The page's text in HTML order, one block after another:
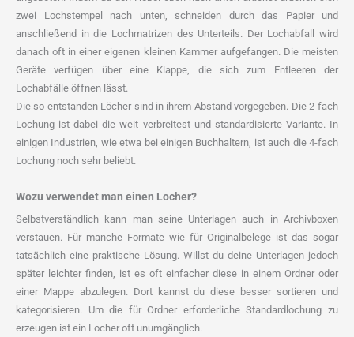
zwei Lochstempel nach unten, schneiden durch das Papier und
anschließend in die Lochmatrizen des Unterteils. Der Lochabfall wird
danach oft in einer eigenen kleinen Kammer aufgefangen. Die meisten
Geräte verfügen über eine Klappe, die sich zum Entleeren der
Lochabfälle öffnen lässt.
Die so entstanden Löcher sind in ihrem Abstand vorgegeben. Die 2-fach
Lochung ist dabei die weit verbreitest und standardisierte Variante. In
einigen Industrien, wie etwa bei einigen Buchhaltern, ist auch die 4-fach
Lochung noch sehr beliebt.
Wozu verwendet man einen Locher?
Selbstverständlich kann man seine Unterlagen auch in Archivboxen
verstauen. Für manche Formate wie für Originalbelege ist das sogar
tatsächlich eine praktische Lösung. Willst du deine Unterlagen jedoch
später leichter finden, ist es oft einfacher diese in einem Ordner oder
einer Mappe abzulegen. Dort kannst du diese besser sortieren und
kategorisieren. Um die für Ordner erforderliche Standardlochung zu
erzeugen ist ein Locher oft unumgänglich.